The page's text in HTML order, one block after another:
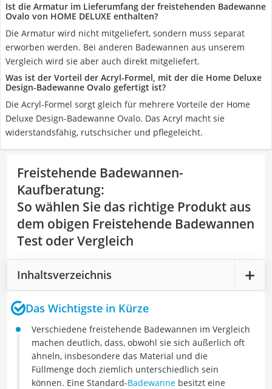
Ist die Armatur im Lieferumfang der freistehenden Badewanne
Ovalo von HOME DELUXE enthalten?
Die Armatur wird nicht mitgeliefert, sondern muss separat
erworben werden. Bei anderen Badewannen aus unserem
Vergleich wird sie aber auch direkt mitgeliefert.
Was ist der Vorteil der Acryl-Formel, mit der die Home Deluxe
Design-Badewanne Ovalo gefertigt ist?
Die Acryl-Formel sorgt gleich für mehrere Vorteile der Home
Deluxe Design-Badewanne Ovalo. Das Acryl macht sie
widerstandsfähig, rutschsicher und pflegeleicht.
Freistehende Badewannen-
Kaufberatung:
So wählen Sie das richtige Produkt aus
dem obigen Freistehende Badewannen
Test oder Vergleich
Inhaltsverzeichnis
Das Wichtigste in Kürze
Verschiedene freistehende Badewannen im Vergleich
machen deutlich, dass, obwohl sie sich äußerlich oft
ähneln, insbesondere das Material und die
Füllmenge doch ziemlich unterschiedlich sein
können. Eine Standard-Badewanne besitzt eine